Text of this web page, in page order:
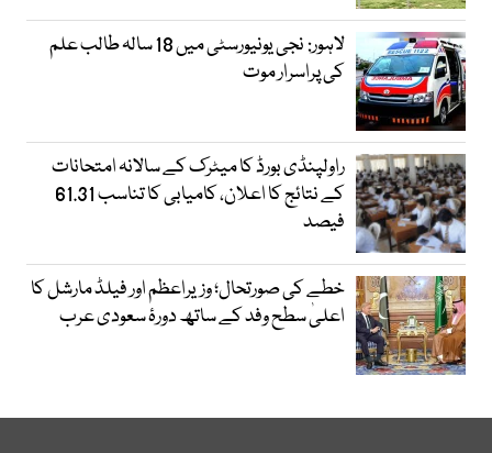
لاہور: نجی یونیورسٹی میں 18 سالہ طالب علم
کی پراسرار موت
راولپنڈی بورڈ کا میٹرک کے سالانہ امتحانات
کے نتائج کا اعلان، کامیابی کا تناسب 61.31
فیصد
خطے کی صورتحال؛ وزیراعظم اور فیلڈ مارشل کا
اعلیٰ سطح وفد کے ساتھ دورۂ سعودی عرب